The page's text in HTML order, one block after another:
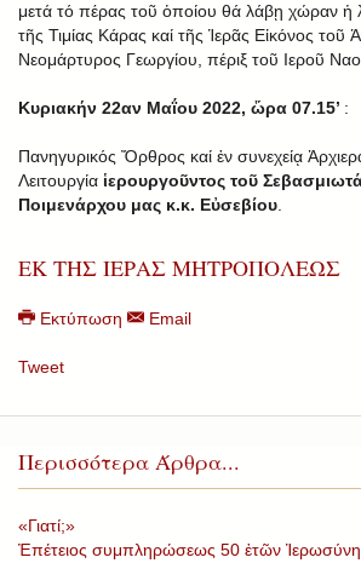
μετά τό πέρας τοῦ ὁποίου θά λάβῃ χώραν ἡ
τῆς Τιμίας Κάρας καί τῆς Ἱερᾶς Εἰκόνος τοῦ
Νεομάρτυρος Γεωργίου, πέριξ τοῦ Ιεροῦ
Κυριακήν 22αν Μαΐου 2022, ὥρα 07.15’ :
Πανηγυρικός Ὄρθρος καί ἐν συνεχείᾳ
Λειτουργία ἱερουργοῦντος τοῦ
Ποιμενάρχου μας κ.κ. Εὐσεβίου.
ΕΚ ΤΗΣ ΙΕΡΑΣ ΜΗΤΡΟΠΟΛΕΩΣ
Εκτύπωση Email
Tweet
Περισσότερα Άρθρα...
«Γιατί;»
Ἐπέτειος συμπληρώσεως 50 ἐτῶν